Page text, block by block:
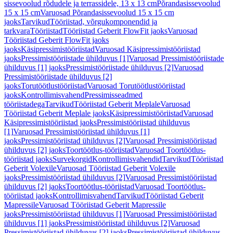
sissevoolud rõdudele ja terrassidele, 13 x 13 cmPõrandasissevoolud
15 x 15 cmVaruosad Põrandasissevoolud 15 x 15 cm
jaoksTarvikudTööriistad, võrgukomponendid ja
tarkvaraTööriistadTööriistad Geberit FlowFit jaoksVaruosad
Tööriistad Geberit FlowFit jaoks
jaoksKäsipressimistööriistadVaruosad Käsipressimistööriistad
jaoksPressimistööriistade ühilduvus [1]Varuosad Pressimistööriistade
ühilduvus [1] jaoksPressimistööriistade ühilduvus [2]Varuosad
Pressimistööriistade ühilduvus [2]
jaoksTorutöötlustööriistadVaruosad Torutöötlustööriistad
jaoksKontrollimisvahendPressimisseadmed
tööriistadegaTarvikudTööriistad Geberit MeplaleVaruosad
Tööriistad Geberit Meplale jaoksKäsipressimistööriistadVaruosad
Käsipressimistööriistad jaoksPressimistööriistad ühilduvus
[1]Varuosad Pressimistööriistad ühilduvus [1]
jaoksPressimistööriistad ühilduvus [2]Varuosad Pressimistööriistad
ühilduvus [2] jaoksToortöötlus-tööriistadVaruosad Toortöötlus-
tööriistad jaoksSurvekorgidKontrollimisvahendidTarvikudTööriistad
Geberit VolexileVaruosad Tööriistad Geberit Volexile
jaoksPressimistööriistad ühilduvus [2]Varuosad Pressimistööriistad
ühilduvus [2] jaoksToortöötlus-tööriistadVaruosad Toortöötlus-
tööriistad jaoksKontrollimisvahendTarvikudTööriistad Geberit
MapressileVaruosad Tööriistad Geberit Mapressile
jaoksPressimistööriistad ühilduvus [1]Varuosad Pressimistööriistad
ühilduvus [1] jaoksPressimistööriistad ühilduvus [2]Varuosad